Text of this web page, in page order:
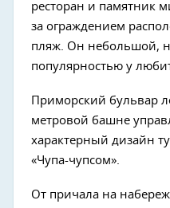
ресторан и памятник
за ограждением
пляж. Он небольшой,
популярностью у
Приморский бульвар
метровой башне
характерный дизайн
«Чупа-чупсом».
От причала на